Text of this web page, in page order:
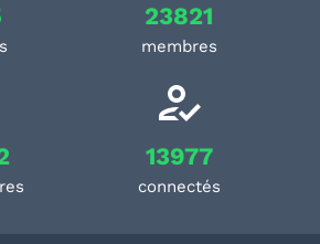
23821
membres
13977
connectés